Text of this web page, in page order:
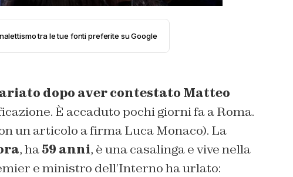
tra le tue fonti preferite su Google
dopo aver contestato Matteo
È accaduto pochi giorni fa a Roma.
un articolo a firma Luca Monaco). La
, ha59 anni, è una casalinga e vive nella
e ministro dell’Interno ha urlato: